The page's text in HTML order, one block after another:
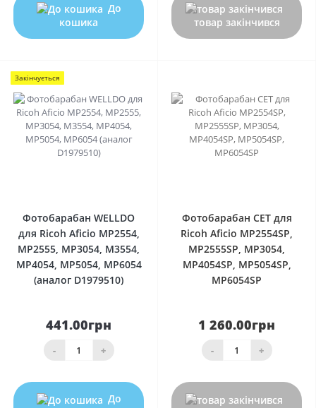
До
кошика
товар закінчився
Закінчується
Фотобарабан WELLDO
для Ricoh Aficio MP2554,
MP2555, MP3054, M3554,
MP4054, MP5054, MP6054
(аналог D1979510)
441.00грн
- +
До
Фотобарабан CET для
Ricoh Aficio MP2554SP,
MP2555SP, MP3054,
MP4054SP, MP5054SP,
MP6054SP
1 260.00грн
- +